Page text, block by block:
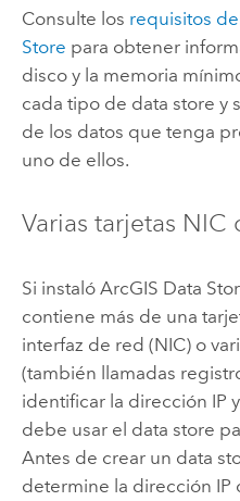
Consulte los requisitos
Store para obtener
disco y la memoria
cada tipo de data store y
de los datos que tenga
uno de ellos.
Varias tarjetas
Si instaló ArcGIS Data
contiene más de una
interfaz de red (NIC) o
(también llamadas
identificar la dirección IP
debe usar el data store
Antes de crear un data
determine la dirección IP